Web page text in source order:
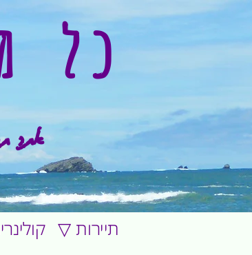
כל
אתר
▽ ▽ תיירות